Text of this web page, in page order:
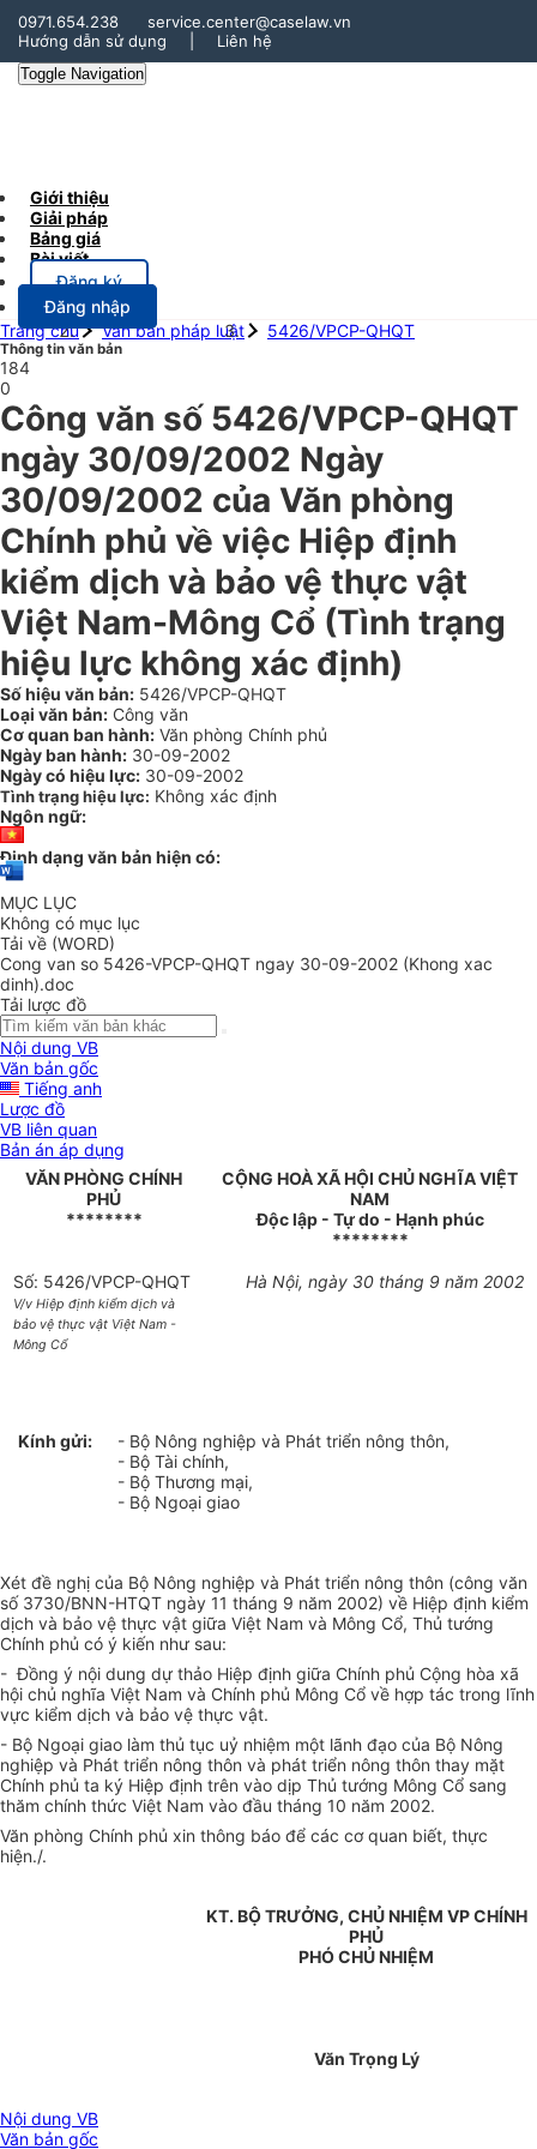
0971.654.238
service.center@caselaw.vn
Hướng dẫn sử dụng
Liên hệ
Toggle Navigation
Giới thiệu
Giải pháp
Bảng giá
Bài viết
Đăng ký
Đăng nhập
Trang chủ
Văn bản pháp luật 5426/VPCP-QHQT
Thông tin văn bản
184
0
Công văn số 5426/VPCP-QHQT
ngày 30/09/2002 Ngày
30/09/2002 của Văn phòng
Chính phủ về việc Hiệp định
kiểm dịch và bảo vệ thực vật
Việt Nam-Mông Cổ (Tình trạng
hiệu lực không xác định)
Số hiệu văn bản: 5426/VPCP-QHQT
Loại văn bản: Công văn
Cơ quan ban hành: Văn phòng Chính phủ
Ngày ban hành: 30-09-2002
Ngày có hiệu lực: 30-09-2002
Tình trạng hiệu lực: Không xác định
Ngôn ngữ:
Định dạng văn bản hiện có:
MỤC LỤC
Không có mục lục
Tải về (WORD)
Cong van so 5426-VPCP-QHQT ngay 30-09-2002 (Khong xac
dinh).doc
Tải lược đồ
Nội dung VB
Văn bản gốc
Tiếng anh
Lược đồ
VB liên quan
Bản án áp dụng
VĂN PHÒNG CHÍNH
PHỦ
********
CỘNG HOÀ XÃ HỘI CHỦ NGHĨA VIỆT
NAM
Độc lập - Tự do - Hạnh phúc
********
Số: 5426/VPCP-QHQT
V/v Hiệp định kiểm dịch và
bảo vệ thực vật Việt Nam -
Mông Cổ
Hà Nội, ngày 30 tháng 9 năm 2002
Kính gửi:
- Bộ Nông nghiệp và Phát triển nông thôn,
- Bộ Tài chính,
- Bộ Thương mại,
- Bộ Ngoại giao
Xét đề nghị của Bộ Nông nghiệp và Phát triển nông thôn (công văn
số 3730/BNN-HTQT ngày 11 tháng 9 năm 2002) về Hiệp định kiểm
dịch và bảo vệ thực vật giữa Việt Nam và Mông Cổ, Thủ tướng
Chính phủ có ý kiến như sau:
- Đồng ý nội dung dự thảo Hiệp định giữa Chính phủ Cộng hòa xã
hội chủ nghĩa Việt Nam và Chính phủ Mông Cổ về hợp tác trong lĩnh
vực kiểm dịch và bảo vệ thực vật.
- Bộ Ngoại giao làm thủ tục uỷ nhiệm một lãnh đạo của Bộ Nông
nghiệp và Phát triển nông thôn và phát triển nông thôn thay mặt
Chính phủ ta ký Hiệp định trên vào dịp Thủ tướng Mông Cổ sang
thăm chính thức Việt Nam vào đầu tháng 10 năm 2002.
Văn phòng Chính phủ xin thông báo để các cơ quan biết, thực
hiện./.
KT. BỘ TRƯỞNG, CHỦ NHIỆM VP CHÍNH
PHỦ
PHÓ CHỦ NHIỆM
Văn Trọng Lý
Nội dung VB
Văn bản gốc